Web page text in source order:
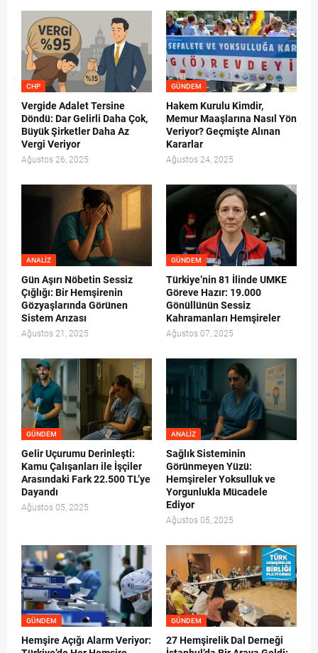
CHP
Vergide Adalet Tersine
Döndü: Dar Gelirli Daha Çok,
Büyük Şirketler Daha Az
Vergi Veriyor
Ağustos 26, 2025
GÜNDEM
Hakem Kurulu Kimdir,
Memur Maaşlarına Nasıl Yön
Veriyor? Geçmişte Alınan
Kararlar
Ağustos 24, 2025
ANALIZ
Gün Aşırı Nöbetin Sessiz
Çığlığı: Bir Hemşirenin
Gözyaşlarında Görünen
Sistem Arızası
Ağustos 21, 2025
GÜNDEM
Türkiye’nin 81 İlinde UMKE
Göreve Hazır: 19.000
Gönüllünün Sessiz
Kahramanları Hemşireler
Ağustos 07, 2025
GÜNDEM
Gelir Uçurumu Derinleşti:
Kamu Çalışanları ile İşçiler
Arasındaki Fark 22.500 TL’ye
Dayandı
Ağustos 05, 2025
ANALIZ
Sağlık Sisteminin
Görünmeyen Yüzü:
Hemşireler Yoksulluk ve
Yorgunlukla Mücadele
Ediyor
Ağustos 05, 2025
GÜNDEM
Hemşire Açığı Alarm Veriyor:
GÜNDEM
27 Hemşirelik Dal Derneği